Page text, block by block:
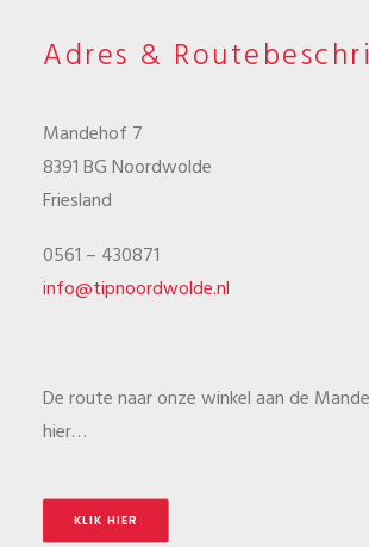
Adres &
Mandehof 7
8391 BG Noordwolde
Friesland
0561 – 430871
info@tipnoordwolde.nl
De route naar onze winkel aan de
hier…
KLIK HIER